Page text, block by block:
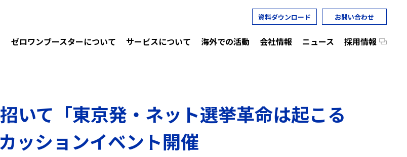
資料ダウンロード お問い合わせ
ゼロワンブースターについて サービスについて 海外での活動 会社情報 ニュース 採用情報
いて「東京発・ネット選挙革命は起こる
ッションイベント開催